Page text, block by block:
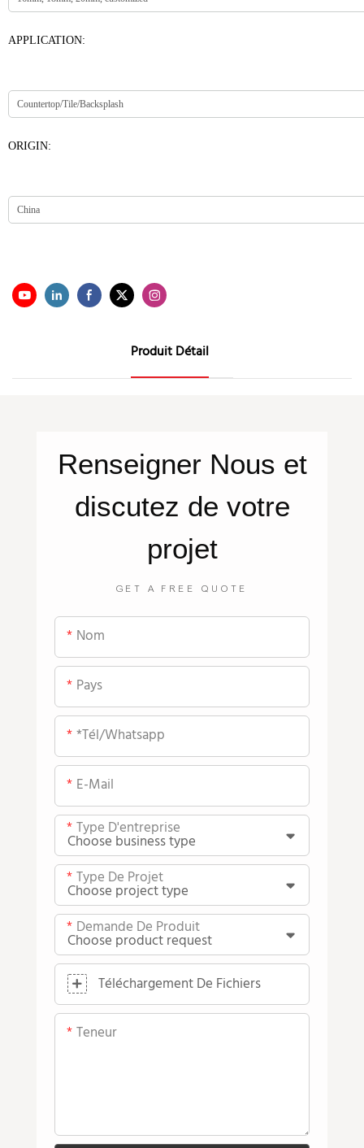
APPLICATION:
ORIGIN:
Produit Détail
Renseigner Nous et
discutez de votre
projet
GET A FREE QUOTE
Nom
Pays
*tél/whatsapp
E-Mail
Type D'entreprise
Type De Projet
Demande De Produit
Téléchargement De Fichiers
Teneur